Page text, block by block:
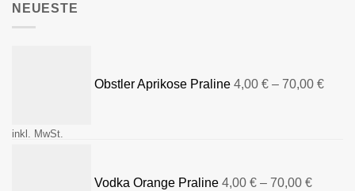
NEUESTE
Obstler Aprikose Praline 4,00 € – 70,00 €
inkl. MwSt.
Vodka Orange Praline 4,00 € – 70,00 €